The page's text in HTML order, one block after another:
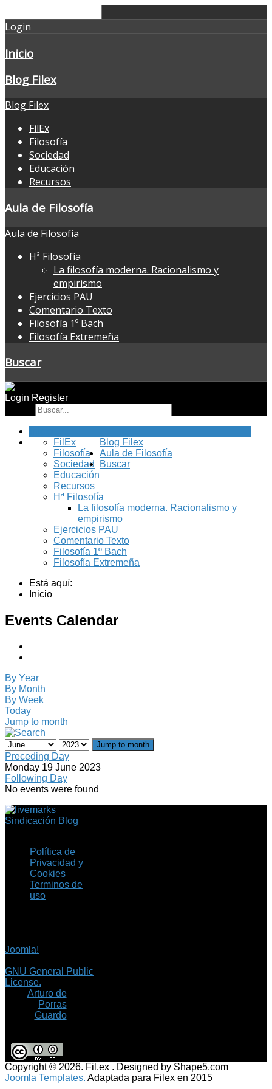
Login
Inicio
Blog Filex
Blog Filex
FilEx
Filosofía
Sociedad
Educación
Recursos
Aula de Filosofía
Aula de Filosofía
Hª Filosofía
La filosofía moderna. Racionalismo y
empirismo
Ejercicios PAU
Comentario Texto
Filosofía 1º Bach
Filosofía Extremeña
Buscar
Login Register
Blog Filex
FilEx
Filosofía
Sociedad
Educación
Recursos
Aula de Filosofía
Hª Filosofía
La filosofía moderna. Racionalismo y
empirismo
Ejercicios PAU
Comentario Texto
Filosofía 1º Bach
Filosofía Extremeña
Buscar
Está aquí:
Inicio
Events Calendar
By Year
By Month
By Week
Today
Jump to month
Jump to month
Preceding Day
Monday 19 June 2023
Following Day
No events were found
Sindicación Blog
Política de
Privacidad y
Cookies
Terminos de
uso
Joomla!
GNU General Public
License.
Arturo de
Porras
Guardo
Copyright © 2026. Fil.ex . Designed by Shape5.com
Joomla Templates. Adaptada para Filex en 2015